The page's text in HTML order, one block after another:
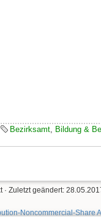
Bezirksamt Bildung &
· Zuletzt geändert:
Noncommercial-Share